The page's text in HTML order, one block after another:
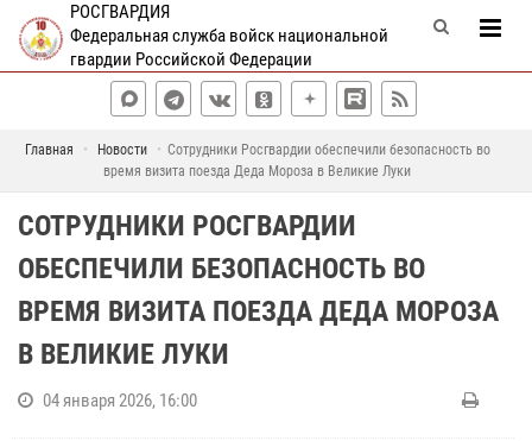
РОСГВАРДИЯ
Федеральная служба войск национальной
гвардии Российской Федерации
Главная Новости
Сотрудники Росгвардии обеспечили безопасность во
время визита поезда Деда Мороза в Великие Луки
СОТРУДНИКИ РОСГВАРДИИ
ОБЕСПЕЧИЛИ БЕЗОПАСНОСТЬ ВО
ВРЕМЯ ВИЗИТА ПОЕЗДА ДЕДА МОРОЗА
В ВЕЛИКИЕ ЛУКИ
04 января 2026, 16:00